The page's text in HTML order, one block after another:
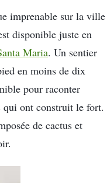
imprenable sur la ville
disponible juste en
Maria. Un sentier
en moins de dix
pour raconter
qui ont construit le fort.
de cactus et